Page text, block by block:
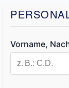
Vorname,